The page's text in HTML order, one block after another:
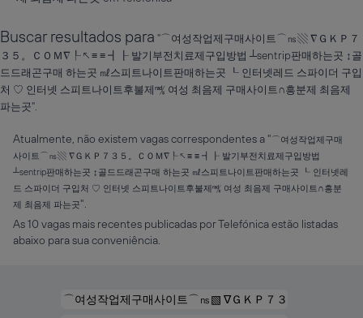
Buscar resultados para "⌒여성작업제구매사이트⌒㎱▧ ∇ＧＫＰ７
３５。ＣＯＭ∇┞↖≡ ≡ ┫┠ 발기부전치료제구입방법 ┴sentrip판매하는곳 ↕골
드드래곤구매 하는곳 ㎖스피트나이트판매하는곳 ┖ 인터넷레드 스파이더 구입
처 ♡ 인터넷 스피트나이트후불제㎮ 여성 최음제 구매사이트∩흥분제 최음제
파는곳".
Atualmente, não existem vagas correspondentes a "⌒여성작업제구매
사이트⌒㎱▧ ∇ＧＫＰ７３５。ＣＯＭ∇┞↖≡ ≡ ┫┠ 발기부전치료제구입방법
┴sentrip판매하는곳 ↕골드드래곤구매 하는곳 ㎖스피트나이트판매하는곳 ┖ 인터넷레
드 스파이더 구입처 ♡ 인터넷 스피트나이트후불제㎮ 여성 최음제 구매사이트∩흥분
제 최음제 파는곳".
As 10 vagas mais recentes publicadas por Telefónica estão listadas
abaixo para sua conveniência.